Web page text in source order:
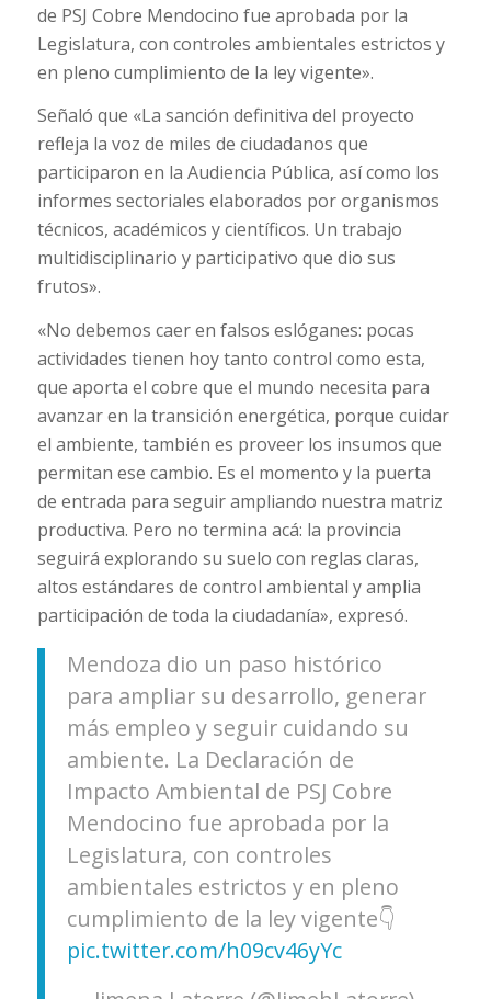
de PSJ Cobre Mendocino fue aprobada por la
Legislatura, con controles ambientales estrictos y
en pleno cumplimiento de la ley vigente».
Señaló que «La sanción definitiva del proyecto
refleja la voz de miles de ciudadanos que
participaron en la Audiencia Pública, así como los
informes sectoriales elaborados por organismos
técnicos, académicos y científicos. Un trabajo
multidisciplinario y participativo que dio sus
frutos».
«No debemos caer en falsos eslóganes: pocas
actividades tienen hoy tanto control como esta,
que aporta el cobre que el mundo necesita para
avanzar en la transición energética, porque cuidar
el ambiente, también es proveer los insumos que
permitan ese cambio. Es el momento y la puerta
de entrada para seguir ampliando nuestra matriz
productiva. Pero no termina acá: la provincia
seguirá explorando su suelo con reglas claras,
altos estándares de control ambiental y amplia
participación de toda la ciudadanía», expresó.
Mendoza dio un paso histórico
para ampliar su desarrollo, generar
más empleo y seguir cuidando su
ambiente. La Declaración de
Impacto Ambiental de PSJ Cobre
Mendocino fue aprobada por la
Legislatura, con controles
ambientales estrictos y en pleno
cumplimiento de la ley vigente👇
pic.twitter.com/h09cv46yYc